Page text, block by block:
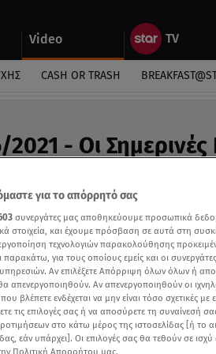
Video
CASH OR TRASH
- Οι
Άσης Μπήλιου στη «Φωλιά
για το απόρρητό σας
συνεργάτες μας αποθηκεύουμε προσωπικά
στοιχεία, και έχουμε πρόσβαση σε αυτά στη
τεχνολογιών παρακολούθησης
παρακάτω, για τους οποίους εμείς και οι
Αν επιλέξετε Απόρριψη όλων όλων ή
απενεργοποιηθούν. Αν απενεργοποιηθούν οι
βλέπετε ενδέχεται να μην είναι τόσο σχετικές
τις επιλογές σας ή να αποσύρετε τη συναίνεσή
στο κάτω μέρος της ιστοσελίδας [ή το
εάν υπάρχει]. Οι επιλογές σας θα τεθούν σε
Πολιτική Απορρήτου μας.